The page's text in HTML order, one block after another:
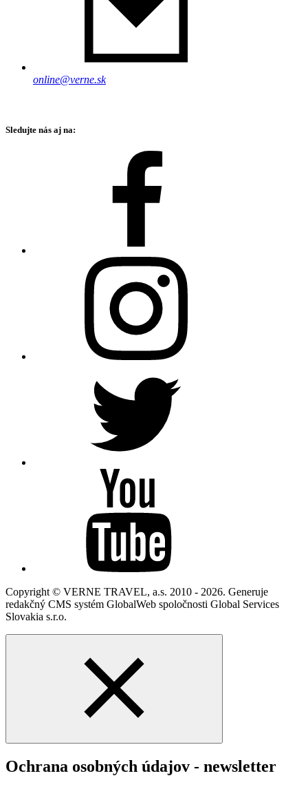
online@verne.sk
Sledujte nás aj na:
Copyright © VERNE TRAVEL, a.s. 2010 - 2026. Generuje
redakčný CMS systém GlobalWeb spoločnosti Global Services
Slovakia s.r.o.
Ochrana osobných údajov - newsletter